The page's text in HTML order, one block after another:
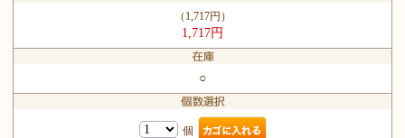
（1,717円）
1,717円
○
個